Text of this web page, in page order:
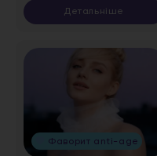
Детальніше
Фаворит anti-age